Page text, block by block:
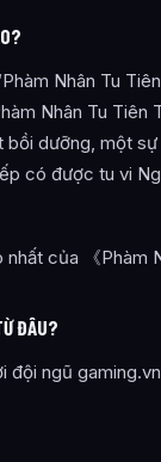
Nhân Tu
Nhân Tu Tiên
bồi dưỡng, một
có được tu vi
của 《Phàm
ĐÂU?
đội ngũ